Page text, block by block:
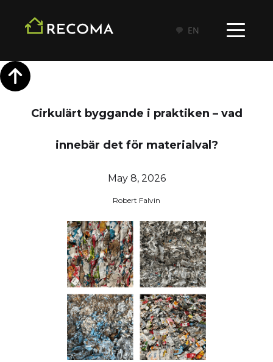
EN
Cirkulärt byggande i praktiken – vad
innebär det för materialval?
May 8, 2026
Robert Falvin